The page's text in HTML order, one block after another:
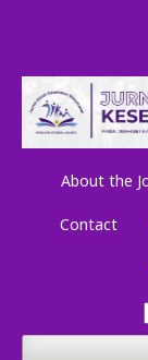
About the
Contact